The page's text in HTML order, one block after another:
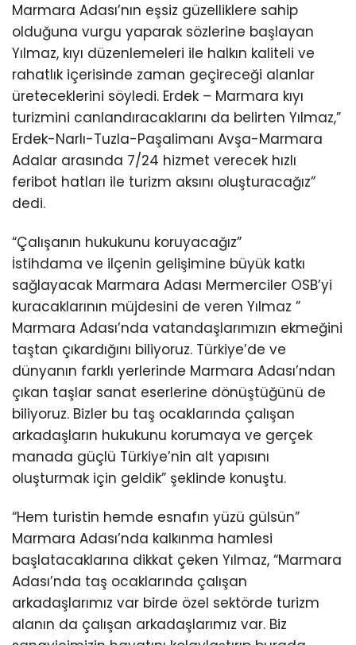
Marmara Adası’nın eşsiz güzelliklere sahip
olduğuna vurgu yaparak sözlerine başlayan
Yılmaz, kıyı düzenlemeleri ile halkın kaliteli ve
rahatlık içerisinde zaman geçireceği alanlar
üreteceklerini söyledi. Erdek – Marmara kıyı
turizmini canlandıracaklarını da belirten Yılmaz,”
Erdek-Narlı-Tuzla-Paşalimanı Avşa-Marmara
Adalar arasında 7/24 hizmet verecek hızlı
feribot hatları ile turizm aksını oluşturacağız”
dedi.
“Çalışanın hukukunu koruyacağız”
İstihdama ve ilçenin gelişimine büyük katkı
sağlayacak Marmara Adası Mermerciler OSB’yi
kuracaklarının müjdesini de veren Yılmaz ”
Marmara Adası’nda vatandaşlarımızın ekmeğini
taştan çıkardığını biliyoruz. Türkiye’de ve
dünyanın farklı yerlerinde Marmara Adası’ndan
çıkan taşlar sanat eserlerine dönüştüğünü de
biliyoruz. Bizler bu taş ocaklarında çalışan
arkadaşların hukukunu korumaya ve gerçek
manada güçlü Türkiye’nin alt yapısını
oluşturmak için geldik” şeklinde konuştu.
“Hem turistin hemde esnafın yüzü gülsün”
Marmara Adası’nda kalkınma hamlesi
başlatacaklarına dikkat çeken Yılmaz, “Marmara
Adası’nda taş ocaklarında çalışan
arkadaşlarımız var birde özel sektörde turizm
alanın da çalışan arkadaşlarımız var. Biz